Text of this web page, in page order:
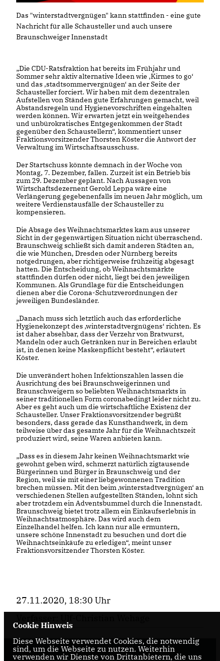
Das "winterstadtvergnügen" kann stattfinden - eine gute
Nachricht für alle Schausteller und auch unsere
Braunschweiger Innenstadt
Die CDU-Ratsfraktion hat bereits im Frühjahr und
Sommer sehr aktiv alternative Ideen wie ‚Kirmes to go‘
und das ‚stadtsommervergnügen‘ an der Seite der
Schausteller forciert. Wir haben mit dem dezentralen
Aufstellen von Ständen gute Erfahrungen gemacht, weil
Abstandsregeln und Hygienevorschriften eingehalten
werden können. Wir erwarten jetzt ein weitgehendes
und unbürokratisches Entgegenkommen der Stadt
gegenüber den Schaustellern“, kommentiert unser
Fraktionsvorsitzender Thorsten Köster die Antwort der
Verwaltung im Wirtschaftsausschuss.
Der Startschuss könnte demnach in der Woche von
Montag, 7. Dezember, fallen. Zurzeit ist ein Betrieb bis
zum 29. Dezember geplant. Nach Aussagen von
Wirtschaftsdezernent Gerold Leppa wäre eine
Verlängerung gegebenenfalls im neuen Jahr möglich, um
weitere Verdienstausfälle der Schausteller zu
kompensieren.
Die Absage des Weihnachtsmarktes kam aus unserer
Sicht in der gegenwärtigen Situation nicht überraschend.
Braunschweig schließt sich damit anderen Städten an,
die wie München, Dresden oder Nürnberg bereits
notgedrungen, aber richtigerweise frühzeitig abgesagt
hatten. Die Entscheidung, ob Weihnachtsmärkte
stattfinden dürfen oder nicht, liegt bei den jeweiligen
Kommunen. Als Grundlage für die Entscheidungen
dienen aber die Corona-Schutzverordnungen der
jeweiligen Bundesländer.
Danach muss sich letztlich auch das erforderliche
Hygienekonzept des ‚winterstadtvergnügens‘ richten. Es
ist daher absehbar, dass der Verzehr von Bratwurst,
Mandeln oder auch Getränken nur in Bereichen erlaubt
ist, in denen keine Maskenpflicht besteht“, erläutert
Köster.
Die unverändert hohen Infektionszahlen lassen die
Ausrichtung des bei Braunschweigerinnen und
Braunschweigern so beliebten Weihnachtsmarkts in
seiner traditionellen Form coronabedingt leider nicht zu.
Aber es geht auch um die wirtschaftliche Existenz der
Schausteller. Unser Fraktionsvorsitzender begrüßt
besonders, dass gerade das Kunsthandwerk, in dem
teilweise über das gesamte Jahr für die Weihnachtszeit
produziert wird, seine Waren anbieten kann.
Dass es in diesem Jahr keinen Weihnachtsmarkt wie
gewohnt geben wird, schmerzt natürlich zigtausende
Bürgerinnen und Bürger in Braunschweig und der
Region, weil sie mit einer liebgewonnenen Tradition
brechen müssen. Mit den beim ‚winterstadtvergnügen‘ an
verschiedenen Stellen aufgestellten Ständen, lohnt sich
aber trotzdem ein Adventsbummel durch die Innenstadt.
Braunschweig bietet trotz allem ein Einkaufserlebnis in
Weihnachtsatmosphäre. Das wird auch dem
Einzelhandel helfen. Ich kann nur alle ermuntern,
unsere schöne Innenstadt zu besuchen und dort die
Weihnachtseinkäufe zu erledigen“, meint unser
Fraktionsvorsitzender Thorsten Köster.
27.11.2020, 18:30 Uhr
Internetseite der CDU-Fraktion im Rat der Stadt
Cookie Hinweis
Diese Webseite verwendet Cookies, die notwendig
sind, um die Webseite zu nutzen. Weiterhin
verwenden wir Dienste von Drittanbietern, die uns